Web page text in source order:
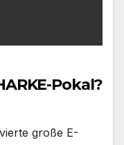
Pokal?
große E-